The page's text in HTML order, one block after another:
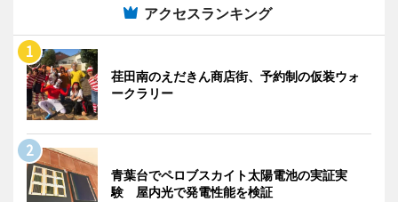
アクセスランキング
荏田南のえだきん商店街、予約制の仮装ウォ
ークラリー
青葉台でペロブスカイト太陽電池の実証実
験 屋内光で発電性能を検証